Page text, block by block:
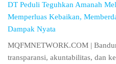
DT Peduli Teguhkan Amanah
Memperluas Kebaikan,
Dampak Nyata
MQFMNETWORK.COM |
transparansi, akuntabilitas, dan